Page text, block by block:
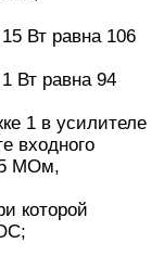
Вт равна 106
Вт равна 94
1 в усилителе
входного
МОм,
которой